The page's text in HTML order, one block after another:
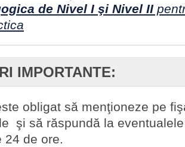
de Nivel I şi Nivel II
IMPORTANTE:
obligat să menţioneze pe
şi să răspundă la
24 de ore.